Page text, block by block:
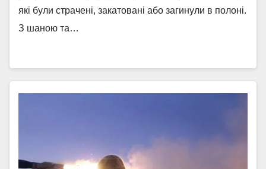
які були страчені, закатовані або загинули в полоні.
З шаною та…